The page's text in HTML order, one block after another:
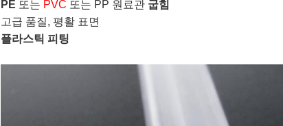
PE 또는 PVC 또는 PP 원료관 굽힘
고급 품질, 평활 표면
플라스틱 피팅